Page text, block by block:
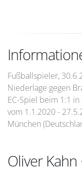
Fußballspieler,
Niederlage gegen
EC-Spiel beim 1:1
vom 1.1.2020 -
München
Oliver